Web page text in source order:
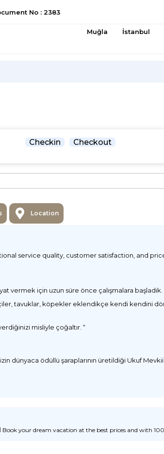
No : 2383
Muğla İstanbul
Checkin Checkout
Location
service quality, customer satisfaction, and
vermek için uzun süre önce çalışmalara başladık.
tavuklar, köpekler eklendikçe kendi kendini
misliyle çoğaltır. “
dünyaca ödüllü şaraplarının üretildiği Ukuf
Book your dream vacation at the best prices and with